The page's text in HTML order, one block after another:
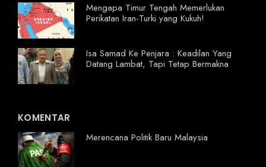
Mengapa Timur Tengah Memerlukan
Perikatan Iran-Turki yang Kukuh!
Isa Samad Ke Penjara : Keadilan Yang
Datang Lambat, Tapi Tetap Bermakna
KOMENTAR
Merencana Politik Baru Malaysia